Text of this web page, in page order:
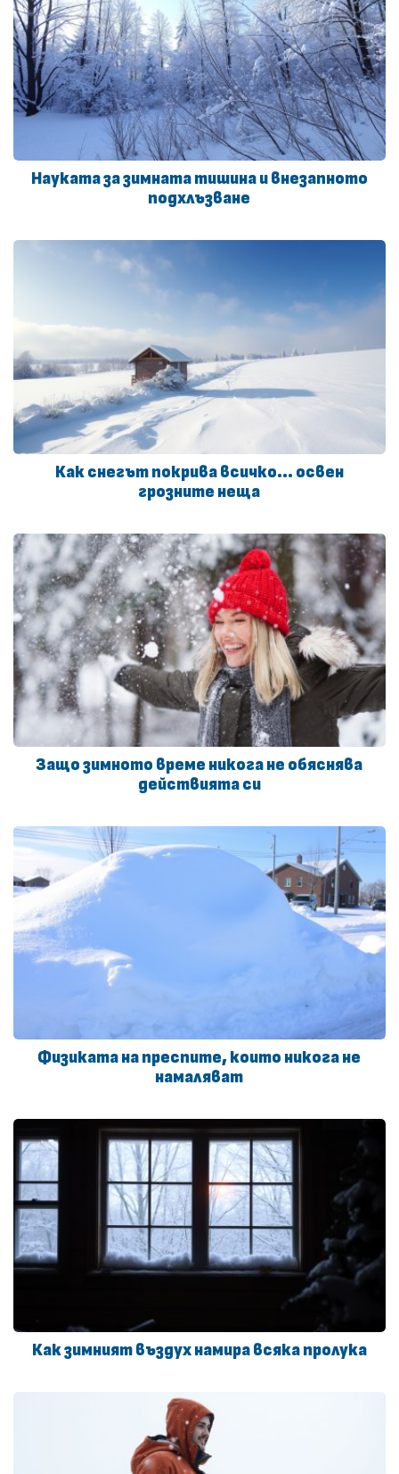
Науката за зимната тишина и внезапното
подхлъзване
Как снегът покрива всичко… освен
грозните неща
Защо зимното време никога не обяснява
действията си
Физиката на преспите, които никога не
намаляват
Как зимният въздух намира всяка пролука